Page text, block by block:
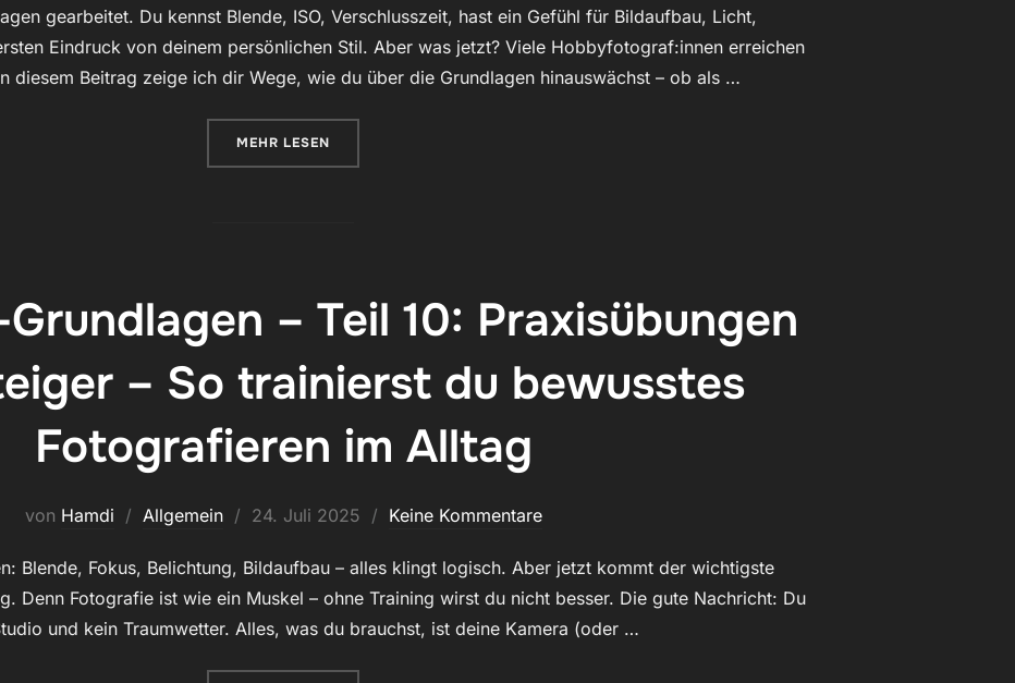
gearbeitet. Du kennst Blende, ISO, Verschlusszeit, hast ein Gefühl für Bildaufbau, Licht,
Eindruck von deinem persönlichen Stil. Aber was jetzt? Viele Hobbyfotograf:innen erreichen
diesem Beitrag zeige ich dir Wege, wie du über die Grundlagen hinauswächst – ob als …
MEHR ÜBER „FOTOGRAFIE-GRUNDLAGEN – TEIL 13: WAS KOMMT NACH DEN GRUNDLAGEN?“
LESEN
– Teil 10: Praxisübungen
– So trainierst du bewusstes
Fotografieren im Alltag
von Hamdi Allgemein
Veröffentlicht
24. Juli 2025 Keine Kommentare
Blende, Fokus, Belichtung, Bildaufbau – alles klingt logisch. Aber jetzt kommt der wichtigste
Denn Fotografie ist wie ein Muskel – ohne Training wirst du nicht besser. Die gute Nachricht: Du
und kein Traumwetter. Alles, was du brauchst, ist deine Kamera (oder …